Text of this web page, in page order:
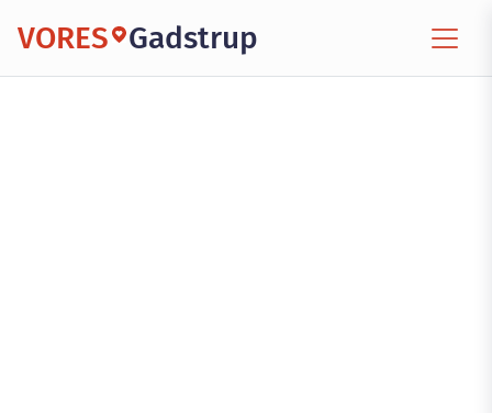
VORES Gadstrup